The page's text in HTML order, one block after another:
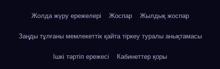
Жолда жүру ережелері Жоспар Жылдық жоспар
Заңды тұлғаны мемлекеттік қайта тіркеу туралы анықтамасы
Ішкі тәртіп ережесі Кабинеттер қоры